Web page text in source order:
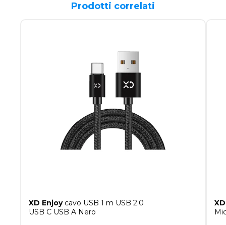
Prodotti correlati
XD Enjoycavo USB 1 m USB 2.0
USB C USB A Nero